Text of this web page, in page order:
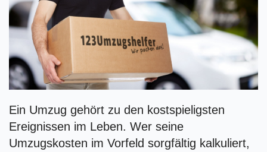
Ein Umzug gehört zu den kostspieligsten
Ereignissen im Leben. Wer seine
Umzugskosten im Vorfeld sorgfältig kalkuliert,